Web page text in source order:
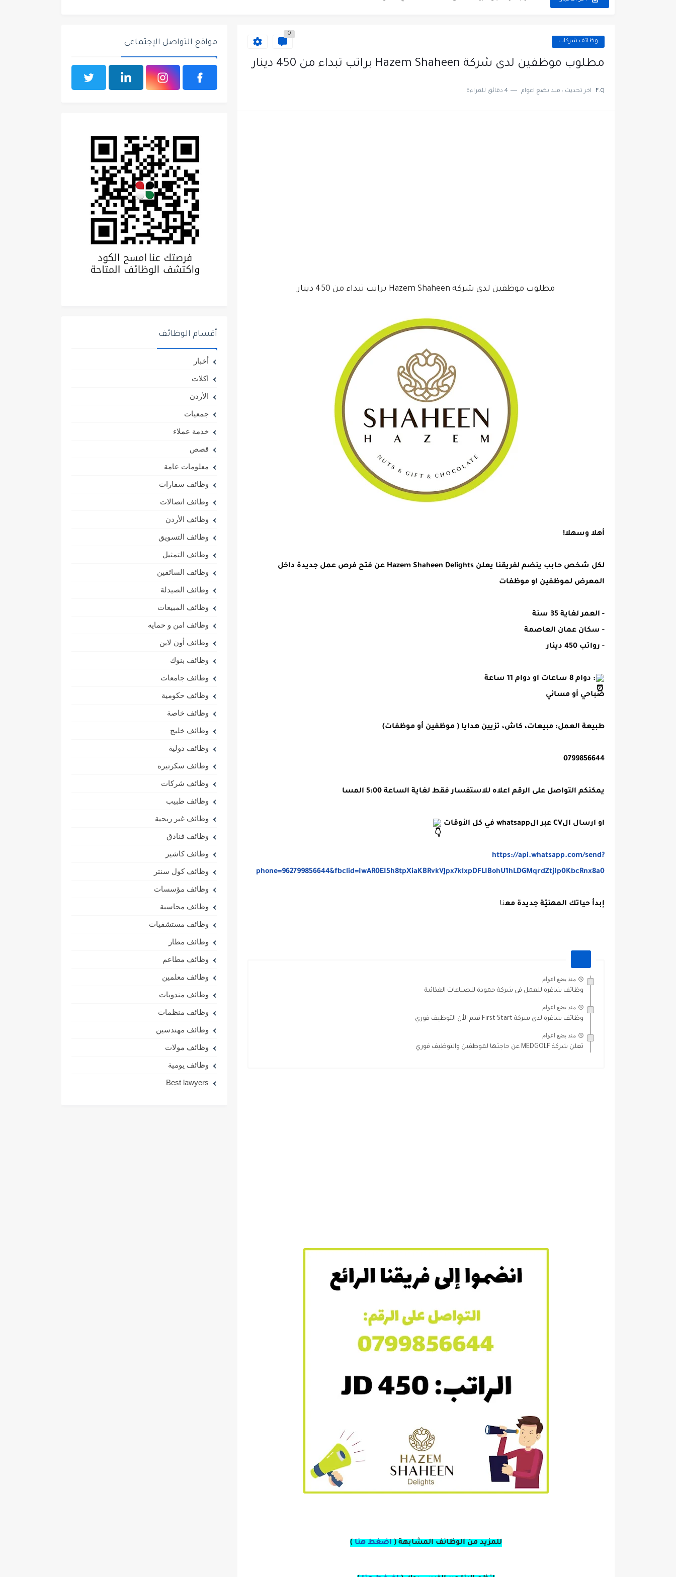
تعلن مؤسسة التعليم لأجل التوظيف الأردنية وبالشراكة مع أكاديمية جولانسرالمجاني
وظائف شركات
0
مطلوب موظفين لدى شركة Hazem Shaheen براتب تبداء من 450 دينار
F.Q اخر تحديث : منذ بضع اعوام 4 دقائق للقراءة
مطلوب موظفين لدى شركة Hazem Shaheen براتب تبداء من 450 دينار
أهلا وسهلا!
لكل شخص حابب ينضم لفريقنا يعلن Hazem Shaheen Delights عن فتح فرص عمل جديدة داخل
المعرض لموظفين او موظفات
- العمر لغاية 35 سنة
- سكان عمان العاصمة
- رواتب 450 دينار
: دوام 8 ساعات او دوام 11 ساعة
صباحي أو مسائي
طبيعة العمل: مبيعات، كاش، تزيين هدايا ( موظفين أو موظفات)
0799856644
يمكنكم التواصل على الرقم اعلاه للاستفسار فقط لغاية الساعة 5:00 المسا
او ارسال الCV عبر الwhatsapp في كل الأوقات
https://api.whatsapp.com/send?
phone=962799856644&fbclid=IwAR0EI5h8tpXiaKBRvkVJpx7klxpDFLIBohU1hLDGMqrdZtjIp0KbcRnx8a0
إبدأ حياتك المهنيّة جديدة معنا
منذ بضع اعوام
وظائف شاغرة للعمل في شركة حمودة للصناعات الغذائية
منذ بضع اعوام
وظائف شاغرة لدى شركة First Start قدم الأن التوظيف فوري
منذ بضع اعوام
تعلن شركة MEDGOLF عن حاجتها لموظفين والتوظيف فوري
للمزيد من الوظائف المشابهة ( اضغط هنا )
مواقع التواصل الإجتماعي
أقسام الوظائف
أخبار
اكلات
الأردن
جمعيات
خدمة عملاء
قصص
معلومات عامة
وظائف سفارات
وظائف اتصالات
وظائف الأردن
وظائف التسويق
وظائف التمثيل
وظائف السائقين
وظائف الصيدلة
وظائف المبيعات
وظائف امن و حمايه
وظائف أون لاين
وظائف بنوك
وظائف جامعات
وظائف حكومية
وظائف خاصة
وظائف خليج
وظائف دولية
وظائف سكرتيره
وظائف شركات
وظائف طبيب
وظائف غير ربحية
وظائف فنادق
وظائف كاشير
وظائف كول سنتر
وظائف مؤسسات
وظائف محاسبة
وظائف مستشفيات
وظائف مطار
وظائف مطاعم
وظائف معلمين
وظائف مندوبات
وظائف منظمات
وظائف مهندسين
وظائف مولات
وظائف يومية
Best lawyers